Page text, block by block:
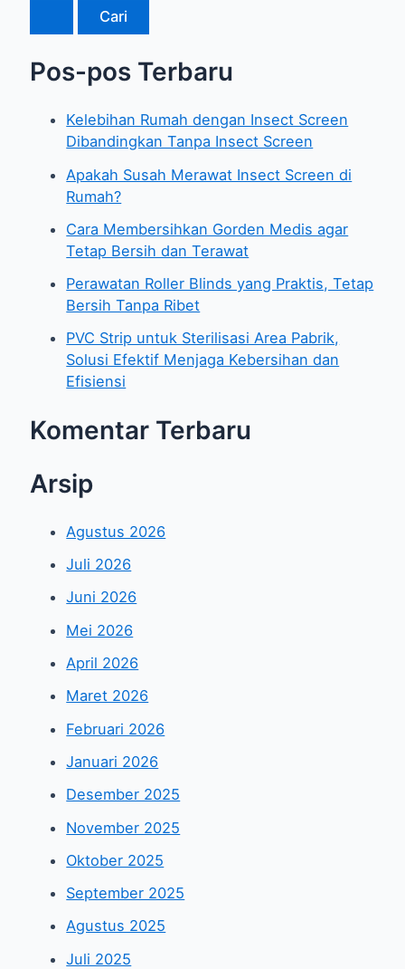
Pos-pos Terbaru
Kelebihan Rumah dengan Insect Screen
Dibandingkan Tanpa Insect Screen
Apakah Susah Merawat Insect Screen di
Rumah?
Cara Membersihkan Gorden Medis agar
Tetap Bersih dan Terawat
Perawatan Roller Blinds yang Praktis, Tetap
Bersih Tanpa Ribet
PVC Strip untuk Sterilisasi Area Pabrik,
Solusi Efektif Menjaga Kebersihan dan
Efisiensi
Komentar Terbaru
Arsip
Agustus 2026
Juli 2026
Juni 2026
Mei 2026
April 2026
Maret 2026
Februari 2026
Januari 2026
Desember 2025
November 2025
Oktober 2025
September 2025
Agustus 2025
Juli 2025